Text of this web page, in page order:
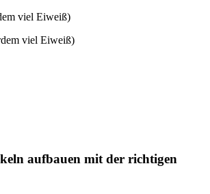
viel Eiweiß)
viel Eiweiß)
aufbauen mit der richtigen